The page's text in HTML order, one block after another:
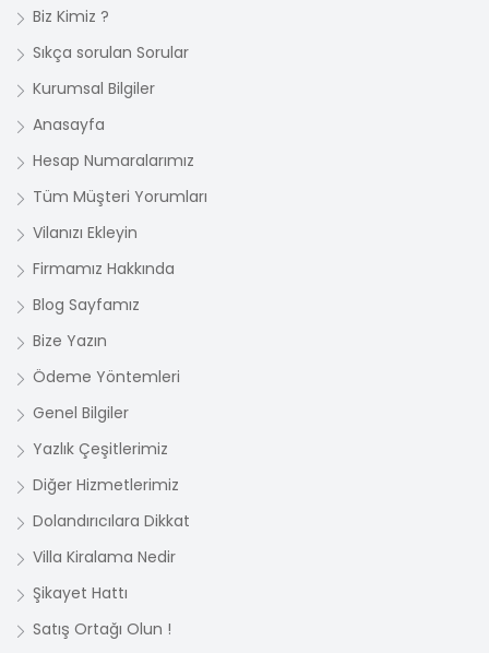
Biz Kimiz ?
Sıkça sorulan Sorular
Kurumsal Bilgiler
Anasayfa
Hesap Numaralarımız
Tüm Müşteri Yorumları
Vilanızı Ekleyin
Firmamız Hakkında
Blog Sayfamız
Bize Yazın
Ödeme Yöntemleri
Genel Bilgiler
Yazlık Çeşitlerimiz
Diğer Hizmetlerimiz
Dolandırıcılara Dikkat
Villa Kiralama Nedir
Şikayet Hattı
Satış Ortağı Olun !